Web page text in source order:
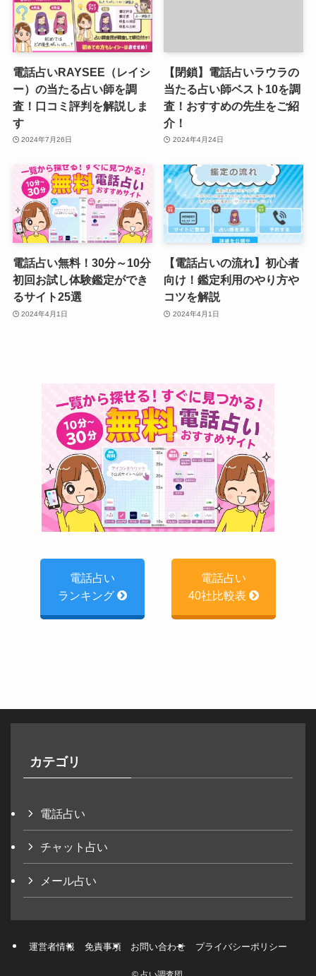
電話占いRAYSEE（レイシ
ー）の当たる占い師を調
査！口コミ評判を解説しま
す
2024年7月26日
【閉鎖】電話占いラウラの
当たる占い師ベスト10を調
査！おすすめの先生をご紹
介！
2024年4月24日
電話占い無料！30分～10分
初回お試し体験鑑定ができ
るサイト25選
2024年4月1日
【電話占いの流れ】初心者
向け！鑑定利用のやり方や
コツを解説
2024年4月1日
電話占い
ランキング
電話占い
40社比較表
カテゴリ
電話占い
チャット占い
メール占い
運営者情報 免責事項 お問い合わせ プライバシーポリシー